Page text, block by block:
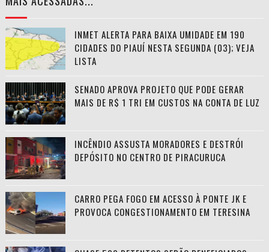
INMET ALERTA PARA BAIXA UMIDADE EM 190
CIDADES DO PIAUÍ NESTA SEGUNDA (03); VEJA
LISTA
SENADO APROVA PROJETO QUE PODE GERAR
MAIS DE R$ 1 TRI EM CUSTOS NA CONTA DE LUZ
INCÊNDIO ASSUSTA MORADORES E DESTRÓI
DEPÓSITO NO CENTRO DE PIRACURUCA
CARRO PEGA FOGO EM ACESSO À PONTE JK E
PROVOCA CONGESTIONAMENTO EM TERESINA